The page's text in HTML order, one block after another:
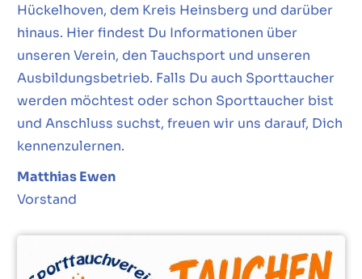
Hückelhoven, dem Kreis Heinsberg und darüber
hinaus. Hier findest Du Informationen über
unseren Verein, den Tauchsport und unseren
Ausbildungsbetrieb. Falls Du auch Sporttaucher
werden möchtest oder schon Sporttaucher bist
und Anschluss suchst, freuen wir uns darauf, Dich
kennenzulernen.
Matthias Ewen
Vorstand